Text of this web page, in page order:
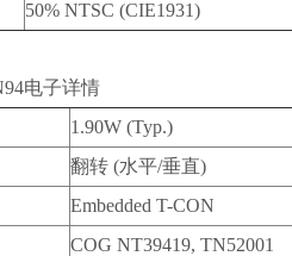
50% NTSC (CIE1931)
电子详情
1.90W (Typ.)
翻转 (水平/垂直)
Embedded T-CON
COG NT39419, TN52001